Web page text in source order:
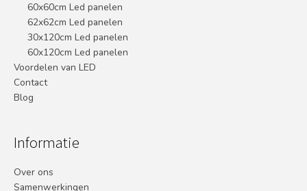
60x60cm Led panelen
62x62cm Led panelen
30x120cm Led panelen
60x120cm Led panelen
Voordelen van LED
Contact
Blog
Informatie
Over ons
Samenwerkingen